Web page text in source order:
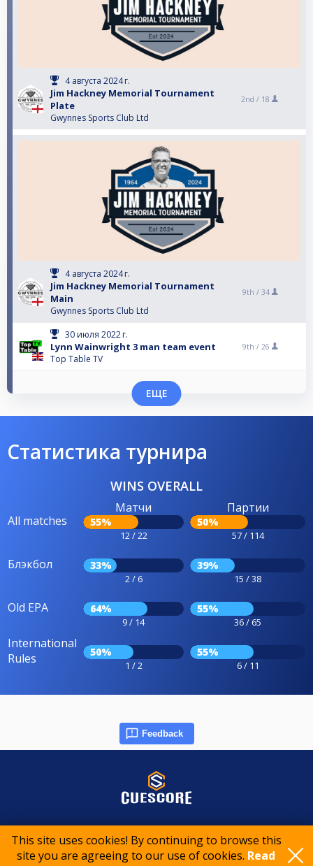
This site uses cookies! By continuing to browse this
site you are agreeing to our use of cookies. Read
4 августа 2024 г.
Jim Hackney Memorial Tournament
Plate
Gwynnes Sports Club Ltd
2nd / 18
4 августа 2024 г.
Jim Hackney Memorial Tournament
Main
Gwynnes Sports Club Ltd
9th / 34
30 июля 2022 г.
Lynn Wainwright 3 man team event
Top Table TV
9th / 26
ЕЩЕ
Статистика турнира
WINS OVERALL
All matches
Матчи
55%
12 / 22
Партии
50%
57 / 114
Блэкбол 33%
2 / 6
39%
15 / 38
Old EPA 64%
9 / 14
55%
36 / 65
International
Rules
50%
1 / 2
55%
6 / 11
Feedback
© 2015-2026 CueScore International